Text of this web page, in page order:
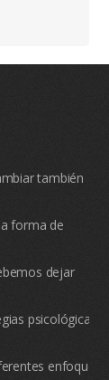
también
forma de
dejar
psicológicas
enfoques